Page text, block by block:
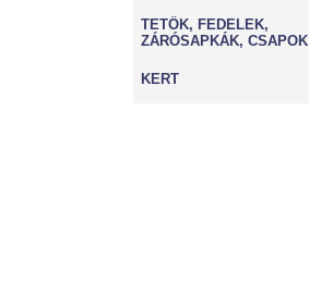
TETŐK, FEDELEK,
ZÁRÓSAPKÁK, CSAPOK
KERT